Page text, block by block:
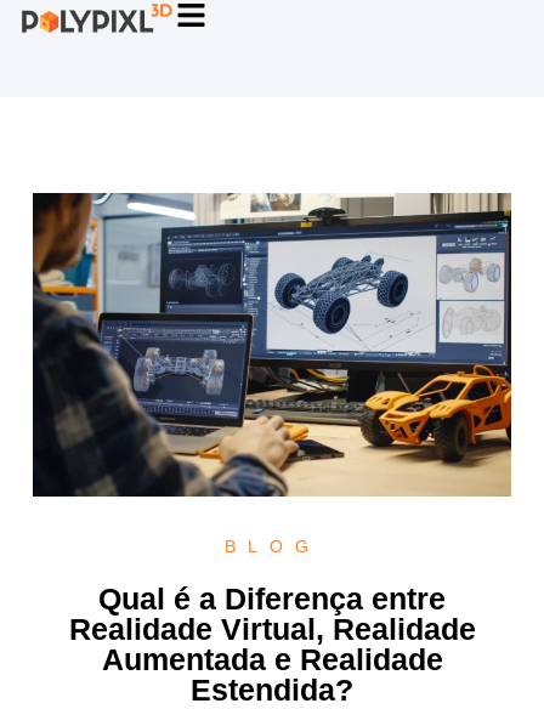
BLOG
Qual é a Diferença entre
Realidade Virtual, Realidade
Aumentada e Realidade
Estendida?